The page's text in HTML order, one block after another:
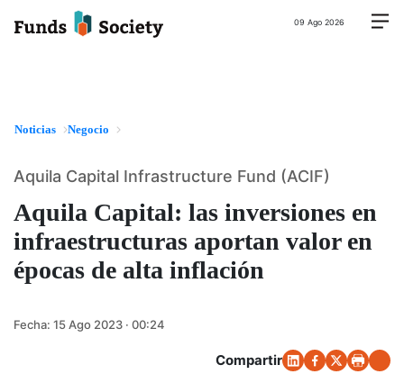
09 Ago 2026
Noticias Negocio
Aquila Capital: las inversiones en
infraestructuras aportan valor en
épocas de alta inflación
Aquila Capital Infrastructure Fund (ACIF)
Fecha: 15 Ago 2023 · 00:24
Compartir